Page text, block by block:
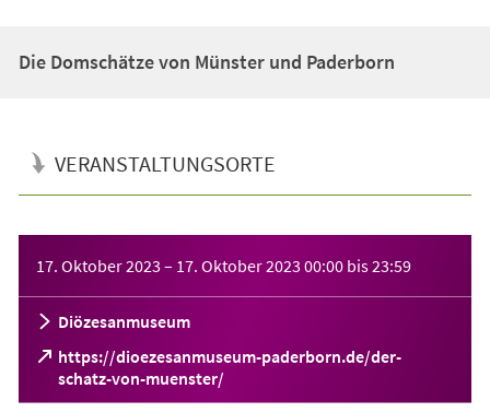
Die Domschätze von Münster und Paderborn
VERANSTALTUNGSORTE
17. Oktober 2023 – 17. Oktober 2023 00:00 bis23:59
Diözesanmuseum
https://dioezesanmuseum-paderborn.de/der-
schatz-von-muenster/
(Öffnet
in